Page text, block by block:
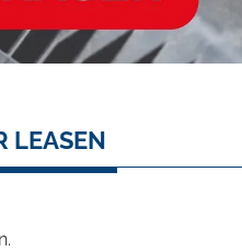
LEASEN